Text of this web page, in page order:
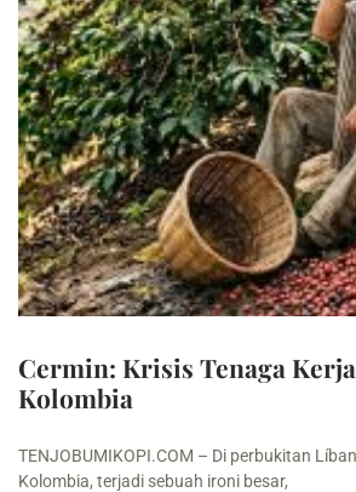
Cermin: Krisis Tenaga
Kolombia
TENJOBUMIKOPI.COM – Di perbukitan
Kolombia, terjadi sebuah ironi besar,